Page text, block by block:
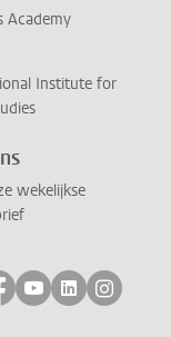
Academy
Institute for
wekelijkse
op bluesky
Volg ons op
Volg ons op
Volg ons
Volg
ons op mastodon